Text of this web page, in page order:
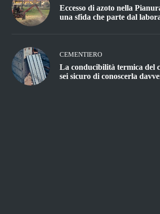
Eccesso di azoto nella
una sfida che parte dal
CEMENTIERO
La conducibilità termica del
sei sicuro di conoscerla